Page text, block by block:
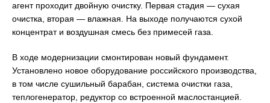
агент проходит двойную очистку. Первая стадия — сухая
очистка, вторая — влажная. На выходе получаются сухой
концентрат и воздушная смесь без примесей газа.
В ходе модернизации смонтирован новый фундамент.
Установлено новое оборудование российского производства,
в том числе сушильный барабан, система очистки газа,
теплогенератор, редуктор со встроенной маслостанцией.